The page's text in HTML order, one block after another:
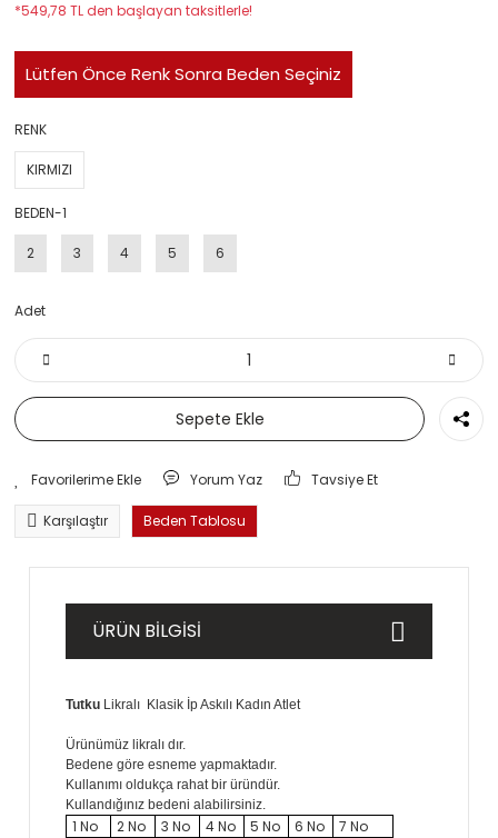
*549,78 TL den başlayan taksitlerle!
Lütfen Önce Renk Sonra Beden Seçiniz
RENK
KIRMIZI
BEDEN-1
2 3 4 5 6
Adet
Sepete Ekle
Yorum Yaz Tavsiye Et
Karşılaştır Beden Tablosu
ÜRÜN BİLGİSİ
Tutku Likralı Klasik İp Askılı Kadın Atlet
Ürünümüz likralı dır.
Bedene göre esneme yapmaktadır.
Kullanımı oldukça rahat bir üründür.
Kullandığınız bedeni alabilirsiniz.
1 No 2 No 3 No 4 No 5 No 6 No
7 No